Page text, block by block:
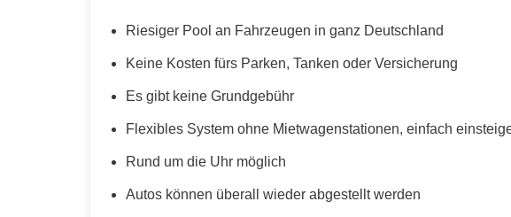
Riesiger Pool an Fahrzeugen in ganz Deutschland
Keine Kosten fürs Parken, Tanken oder Versicherung
Es gibt keine Grundgebühr
Flexibles System ohne Mietwagenstationen, einfach
Rund um die Uhr möglich
Autos können überall wieder abgestellt werden